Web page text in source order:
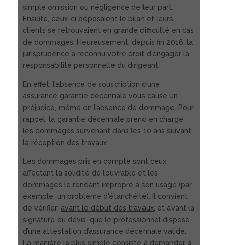
simple omission ou négligence de leur part.
Ensuite, ceux-ci déposaient le bilan et leurs
clients se retrouvaient en grande difficulté en cas
de dommages. Heureusement, depuis fin 2016, la
jurisprudence a reconnu votre droit d'engager la
responsabilité personnelle du dirigeant.
En effet, l’absence de souscription d’une
assurance garantie décennale vous cause un
préjudice, même en l’absence de dommage. Pour
rappel, la garantie décennale prend en charge
les dommages survenant dans les 10 ans suivant
la réception des travaux
Les dommages pris en compte sont ceux
affectant la solidité de l’ouvrable et les
dommages le rendant impropre à son usage (par
exemple, un problème d'étanchéité). Il convient
de vérifier, avant le début des travaux , et avant la
signature du devis, que le professionnel dispose
d’une attestation d’assurance décennale valide.
La manière la plus simple consiste à demander à